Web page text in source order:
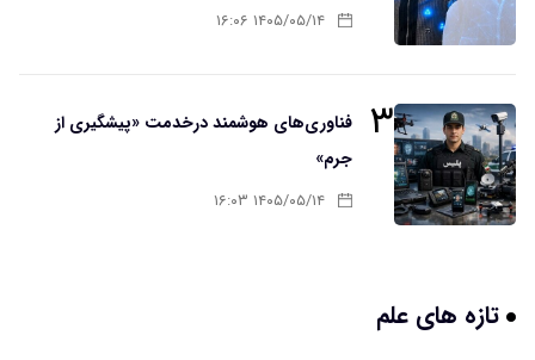
۱۴۰۵/۰۵/۱۴ ۱۶:۰۶
۳
فناوری‌های هوشمند درخدمت «پیشگیری از
جرم»
۱۴۰۵/۰۵/۱۴ ۱۶:۰۳
تازه های علم